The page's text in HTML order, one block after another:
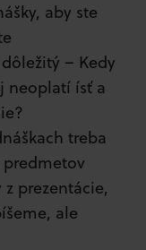
aby ste
– Kedy
neoplatí ísť a
treba
prezentácie,
ale